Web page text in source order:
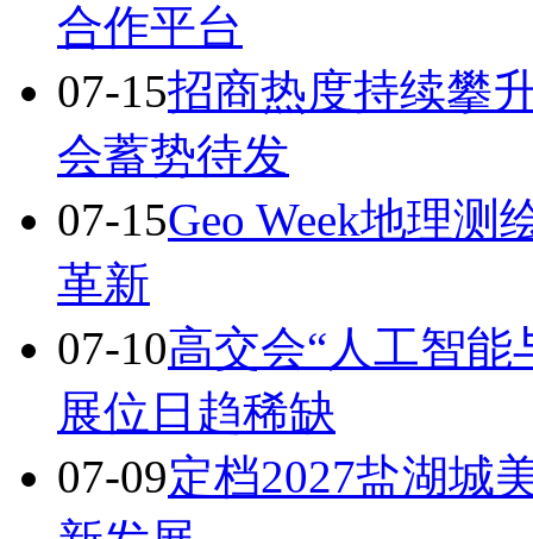
合作平台
07-15招商热度持续攀
会蓄势待发
07-15Geo Week地理
革新
07-10高交会“人工智能
展位日趋稀缺
07-09定档2027盐湖城